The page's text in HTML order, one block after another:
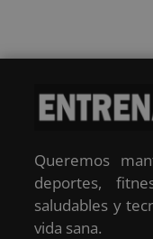
Queremos
deportes,
saludables y
vida sana.